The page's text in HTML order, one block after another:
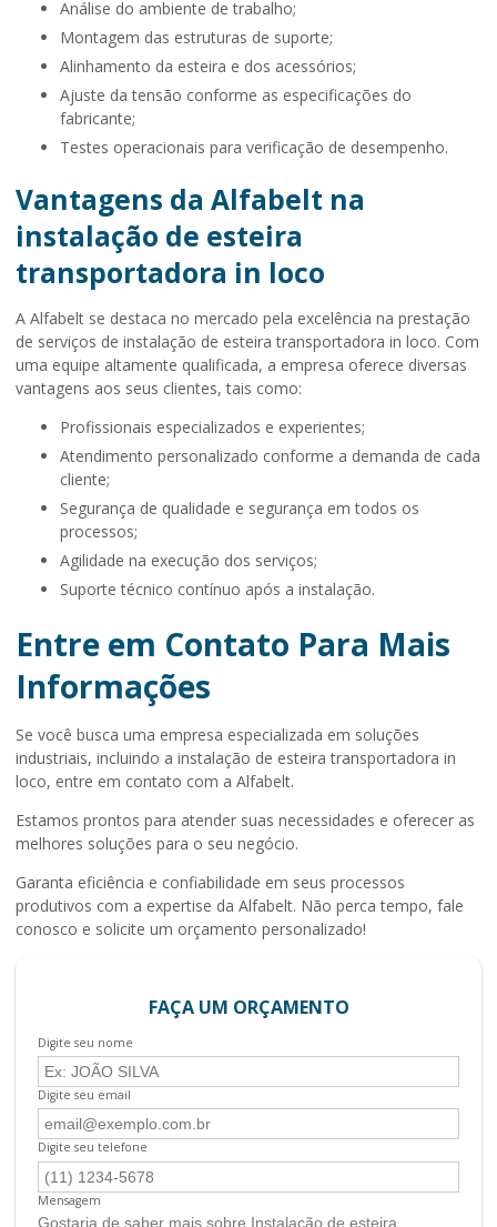
Análise do ambiente de trabalho;
Montagem das estruturas de suporte;
Alinhamento da esteira e dos acessórios;
Ajuste da tensão conforme as especificações do
fabricante;
Testes operacionais para verificação de desempenho.
Vantagens da Alfabelt na
instalação de esteira
transportadora in loco
A Alfabelt se destaca no mercado pela excelência na prestação
de serviços de instalação de esteira transportadora in loco. Com
uma equipe altamente qualificada, a empresa oferece diversas
vantagens aos seus clientes, tais como:
Profissionais especializados e experientes;
Atendimento personalizado conforme a demanda de cada
cliente;
segurança de qualidade e segurança em todos os
processos;
Agilidade na execução dos serviços;
Suporte técnico contínuo após a instalação.
Entre em Contato Para Mais
Informações
Se você busca uma empresa especializada em soluções
industriais, incluindo a instalação de esteira transportadora in
loco, entre em contato com a Alfabelt.
Estamos prontos para atender suas necessidades e oferecer as
melhores soluções para o seu negócio.
Garanta eficiência e confiabilidade em seus processos
produtivos com a expertise da Alfabelt. Não perca tempo, fale
conosco e solicite um orçamento personalizado!
FAÇA UM ORÇAMENTO
Digite seu nome
Digite seu email
Digite seu telefone
Mensagem